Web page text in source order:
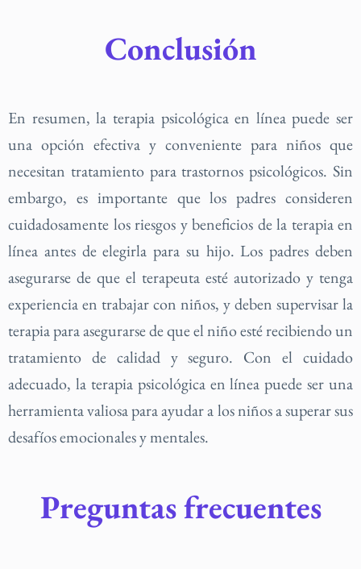
Conclusión
En resumen, la terapia psicológica en línea puede ser
una opción efectiva y conveniente para niños que
necesitan tratamiento para trastornos psicológicos. Sin
embargo, es importante que los padres consideren
cuidadosamente los riesgos y beneficios de la terapia en
línea antes de elegirla para su hijo. Los padres deben
asegurarse de que el terapeuta esté autorizado y tenga
experiencia en trabajar con niños, y deben supervisar la
terapia para asegurarse de que el niño esté recibiendo un
tratamiento de calidad y seguro. Con el cuidado
adecuado, la terapia psicológica en línea puede ser una
herramienta valiosa para ayudar a los niños a superar sus
desafíos emocionales y mentales.
Preguntas frecuentes